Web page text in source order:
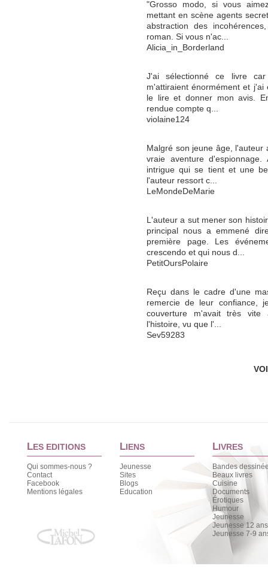
"Grosso modo, si vous
mettant en scène agents
abstraction des
roman. Si vous n'ac...
Alicia_in_Borderland
J'ai sélectionné ce livre
m'attiraient énormément et
le lire et donner mon avis.
rendue compte q...
violaine124
Malgré son jeune âge,
vraie aventure
intrigue qui se tient et une
l'auteur ressort c...
LeMondeDeMarie
L'auteur a sut mener son
principal nous a emmené
première page. Les
crescendo et qui nous d...
PetitOursPolaire
Reçu dans le cadre d'une
remercie de leur confiance,
couverture m'avait très
l'histoire, vu que l'...
Sev59283
LES EDITIONS
Qui sommes-nous ?
Contact
Facebook
Mentions légales
LIENS
Jeunesse
Sites
Blogs
Education
LIVRES
Bandes
Beaux livres
Cuisine
Documents
Érotiques
Humour
Jeunesse
Jeunesse 12
Jeunesse 7-9